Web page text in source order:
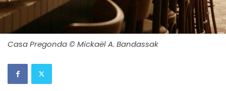
Casa Pregonda © Mickaël A. Bandassak